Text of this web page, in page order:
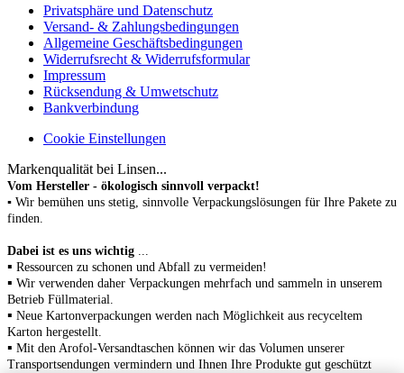
Privatsphäre und Datenschutz
Versand- & Zahlungsbedingungen
Allgemeine Geschäftsbedingungen
Widerrufsrecht & Widerrufsformular
Impressum
Rücksendung & Umwetschutz
Bankverbindung
Cookie Einstellungen
Markenqualität bei Linsen...
Vom Hersteller - ökologisch sinnvoll verpackt!
▪ Wir bemühen uns stetig, sinnvolle Verpackungslösungen für Ihre Pakete zu
finden.
Dabei ist es uns wichtig ...
▪ Ressourcen zu schonen und Abfall zu vermeiden!
▪ Wir verwenden daher Verpackungen mehrfach und sammeln in unserem
Betrieb Füllmaterial.
▪ Neue Kartonverpackungen werden nach Möglichkeit aus recyceltem
Karton hergestellt.
▪ Mit den Arofol-Versandtaschen können wir das Volumen unserer
Transportsendungen vermindern und Ihnen Ihre Produkte gut geschützt